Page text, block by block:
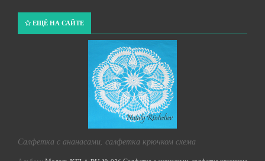
ЕЩЁ НА САЙТЕ
Салфетка с ананасами, салфетка крючком схема